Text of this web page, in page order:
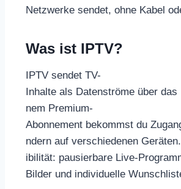
Netzwerke sendet, ohne Kabel
Was ist IPTV?
IPTV sendet TV-
Inhalte als Datenströme über
nem Premium-
Abonnement bekommst du
ndern auf verschiedenen
ibilität: pausierbare Live-
Bilder und individuelle